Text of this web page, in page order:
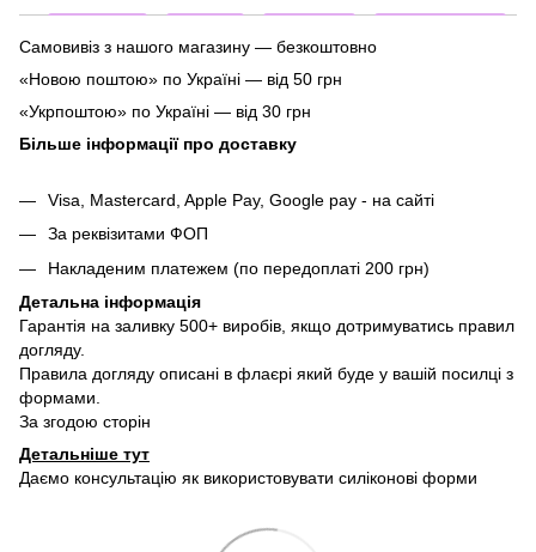
Самовивіз з нашого магазину — безкоштовно
«Новою поштою» по Україні — від 50 грн
«Укрпоштою» по Україні — від 30 грн
Більше інформації про доставку
Visa, Mastercard, Apple Pay, Google pay - на сайті
За реквізитами ФОП
Накладеним платежем (по передоплаті 200 грн)
Детальна інформація
Гарантія на заливку 500+ виробів, якщо дотримуватись правил
догляду.
Правила догляду описані в флаєрі який буде у вашій посилці з
формами.
За згодою сторін
Детальніше тут
Даємо консультацію як використовувати силіконові форми